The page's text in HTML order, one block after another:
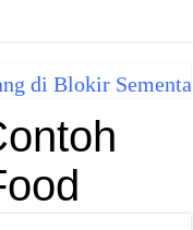
di Blokir